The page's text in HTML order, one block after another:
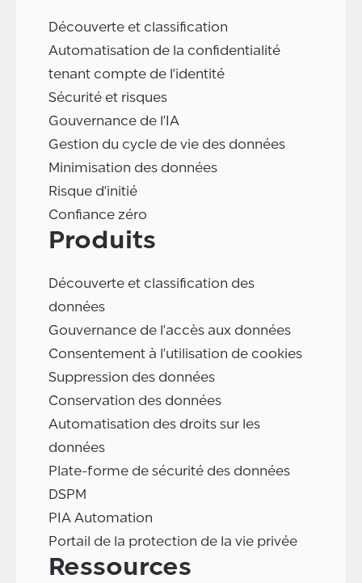
Découverte et classification
Automatisation de la confidentialité
tenant compte de l'identité
Sécurité et risques
Gouvernance de l'IA
Gestion du cycle de vie des données
Minimisation des données
Risque d'initié
Confiance zéro
Produits
Découverte et classification des
données
Gouvernance de l'accès aux données
Consentement à l'utilisation de cookies
Suppression des données
Conservation des données
Automatisation des droits sur les
données
Plate-forme de sécurité des données
DSPM
PIA Automation
Portail de la protection de la vie privée
Ressources